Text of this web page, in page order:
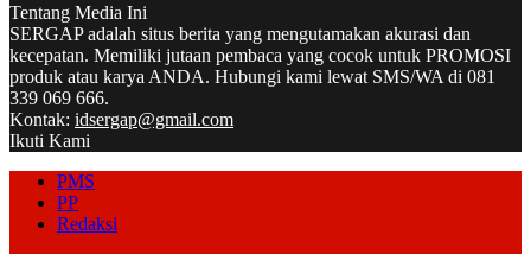
Tentang Media Ini
SERGAP adalah situs berita yang mengutamakan akurasi dan
kecepatan. Memiliki jutaan pembaca yang cocok untuk PROMOSI
produk atau karya ANDA. Hubungi kami lewat SMS/WA di 081
339 069 666.
Kontak: idsergap@gmail.com
Ikuti Kami
PMS
PP
Redaksi